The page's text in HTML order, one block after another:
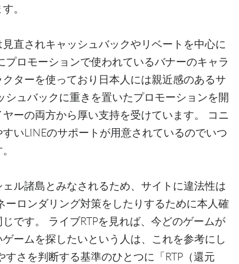
。
直されキャッシュバックやリベートを中心に
ロモーションで使われているバナーのキャラ
ターを使っており日本人には親近感のあるサ
ュバックに重きを置いたプロモーションを開
ーの両方から厚い支持を受けています。 コニ
いLINEのサポートが用意されているのでいつ
ル諸島とみなされるため、サイトに違法性は
ロンダリング対策をしたりするために本人確
です。 ライブRTPを見れば、今どのゲームが
ームを探したいという人は、これを参考にし
さを判断する基準のひとつに「RTP（還元